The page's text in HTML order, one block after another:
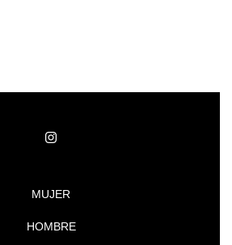
MUJER
HOMBRE